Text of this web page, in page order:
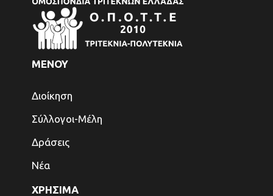
ΜΕΝΟΥ
Διοίκηση
Σύλλογοι-Μέλη
Δράσεις
Νέα
ΧΡΗΣΙΜΑ